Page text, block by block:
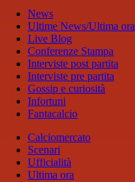
News
Ultime News/Ultima ora
Live Blog
Conferenze Stampa
Interviste post partita
Interviste pre partita
Gossip e curiosità
Infortuni
Fantacalcio
Calciomercato
Scenari
Ufficialità
Ultima ora